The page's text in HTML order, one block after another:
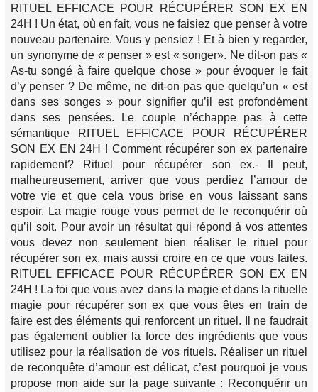
RITUEL EFFICACE POUR RÉCUPÉRER SON EX EN
24H ! Un état, où en fait, vous ne faisiez que penser à votre
nouveau partenaire. Vous y pensiez ! Et à bien y regarder,
un synonyme de « penser » est « songer». Ne dit-on pas «
As-tu songé à faire quelque chose » pour évoquer le fait
d’y penser ? De même, ne dit-on pas que quelqu’un « est
dans ses songes » pour signifier qu’il est profondément
dans ses pensées. Le couple n’échappe pas à cette
sémantique RITUEL EFFICACE POUR RÉCUPÉRER
SON EX EN 24H ! Comment récupérer son ex partenaire
rapidement? Rituel pour récupérer son ex.- Il peut,
malheureusement, arriver que vous perdiez l’amour de
votre vie et que cela vous brise en vous laissant sans
espoir. La magie rouge vous permet de le reconquérir où
qu’il soit. Pour avoir un résultat qui répond à vos attentes
vous devez non seulement bien réaliser le rituel pour
récupérer son ex, mais aussi croire en ce que vous faites.
RITUEL EFFICACE POUR RÉCUPÉRER SON EX EN
24H ! La foi que vous avez dans la magie et dans la rituelle
magie pour récupérer son ex que vous êtes en train de
faire est des éléments qui renforcent un rituel. Il ne faudrait
pas également oublier la force des ingrédients que vous
utilisez pour la réalisation de vos rituels. Réaliser un rituel
de reconquête d’amour est délicat, c’est pourquoi je vous
propose mon aide sur la page suivante : Reconquérir un